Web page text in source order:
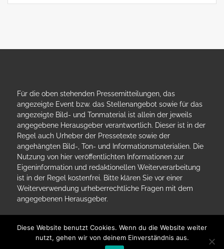
Für die oben stehenden Pressemitteilungen, das
angezeigte Event bzw. das Stellenangebot sowie für das
angezeigte Bild- und Tonmaterial ist allein der jeweils
angegebene Herausgeber verantwortlich. Dieser ist in der
Regel auch Urheber der Pressetexte sowie der
angehängten Bild-, Ton- und Informationsmaterialien. Die
Nutzung von hier veröffentlichten Informationen zur
Eigeninformation und redaktionellen Weiterverarbeitung
ist in der Regel kostenfrei. Bitte klären Sie vor einer
Weiterverwendung urheberrechtliche Fragen mit dem
angegebenen Herausgeber.
Diese Website benutzt Cookies. Wenn du die Website weiter
nutzt, gehen wir von deinem Einverständnis aus.